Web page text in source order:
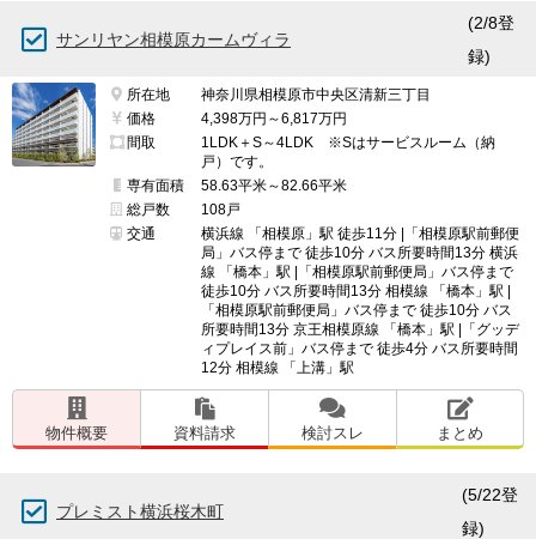
サンリヤン相模原カームヴィラ
(2/8登
録)
所在地
神奈川県相模原市中央区清新三丁目
価格
4,398万円～6,817万円
間取
1LDK＋S～4LDK ※Sはサービスルーム（納
戸）です。
専有面積
58.63平米～82.66平米
総戸数
108戸
交通
横浜線 「相模原」駅 徒歩11分 |「相模原駅前郵便
局」バス停まで 徒歩10分 バス所要時間13分 横浜
線 「橋本」駅 |「相模原駅前郵便局」バス停まで
徒歩10分 バス所要時間13分 相模線 「橋本」駅 |
「相模原駅前郵便局」バス停まで 徒歩10分 バス
所要時間13分 京王相模原線 「橋本」駅 |「グッデ
ィプレイス前」バス停まで 徒歩4分 バス所要時間
12分 相模線 「上溝」駅
物件概要 資料請求 検討スレ まとめ
プレミスト横浜桜木町
(5/22登
録)